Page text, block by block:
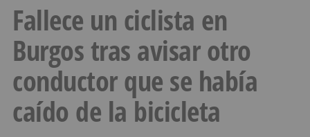
Fallece un ciclista en
Burgos tras avisar otro
conductor que se había
caído de la bicicleta